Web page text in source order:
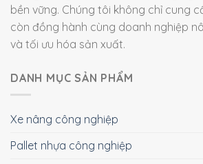
bền vững. Chúng tôi không chỉ cung
còn đồng hành cùng doanh nghiệp
và tối ưu hóa sản xuất.
DANH MỤC SẢN PHẨM
Xe nâng công nghiệp
Pallet nhựa công nghiệp